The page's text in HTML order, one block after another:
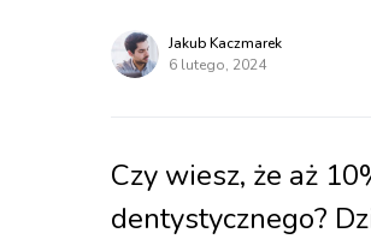
Jakub Kaczmarek
6 lutego, 2024
Czy wiesz, że aż
dentystycznego?